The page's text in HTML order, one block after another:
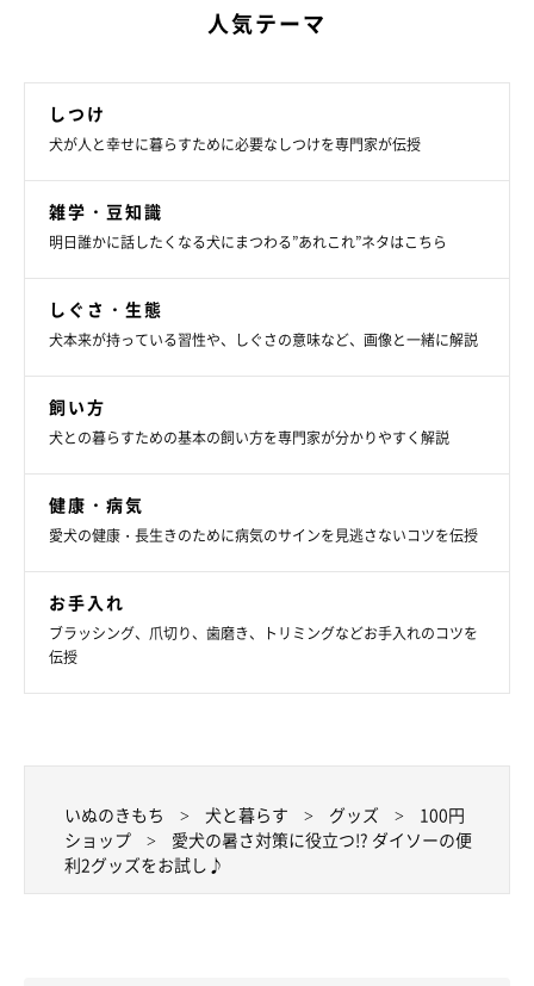
大きさは約6cm×約4.5cm、厚みは約1.5cmなので、小さめの子
家の愛犬たちは最初こそ気になったようですが、すぐに慣れてく
れました。
付属の電池はテスト用のものなので、念のため電池（LR41ボタ
りますが、約10,000時間は使えるのだとか◎
人気テーマ
しつけ
犬が人と幸せに暮らすために必要なしつけを専門家が伝授
雑学・豆知識
明日誰かに話したくなる犬にまつわる”あれこれ”ネタはこちら
しぐさ・生態
犬本来が持っている習性や、しぐさの意味など、画像と一緒に解説
飼い方
犬との暮らすための基本の飼い方を専門家が分かりやすく解説
健康・病気
愛犬の健康・長生きのために病気のサインを見逃さないコツを伝授
お手入れ
ブラッシング、爪切り、歯磨き、トリミングなどお手入れのコツを
伝授
いぬのきもち 犬と暮らす グッズ
100円
ショップ
愛犬の暑さ対策に役立つ!? ダイソーの便
利2グッズをお試し♪